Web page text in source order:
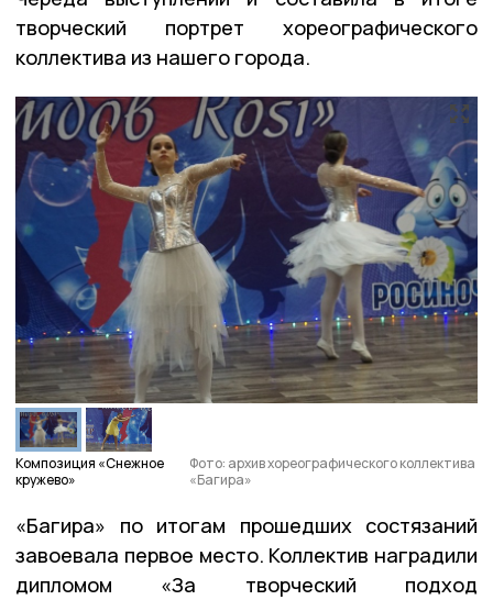
творческий портрет хореографического
коллектива из нашего города.
Композиция «Снежное
кружево»
Фото: архив хореографического коллектива
«Багира»
«Багира» по итогам прошедших состязаний
завоевала первое место. Коллектив наградили
дипломом «За творческий подход